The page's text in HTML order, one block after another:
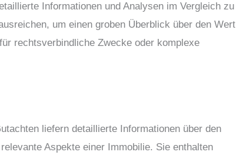
Informationen und Analysen im Vergleich zu
um einen groben Überblick über den Wert
rechtsverbindliche Zwecke oder komplexe
liefern detaillierte Informationen über den
Aspekte einer Immobilie. Sie enthalten